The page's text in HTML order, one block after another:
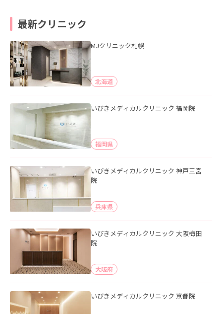
最新クリニック
MJクリニック札幌
北海道
いびきメディカルクリニック 福岡院
福岡県
いびきメディカルクリニック 神戸三宮
院
兵庫県
いびきメディカルクリニック 大阪梅田
院
大阪府
いびきメディカルクリニック 京都院